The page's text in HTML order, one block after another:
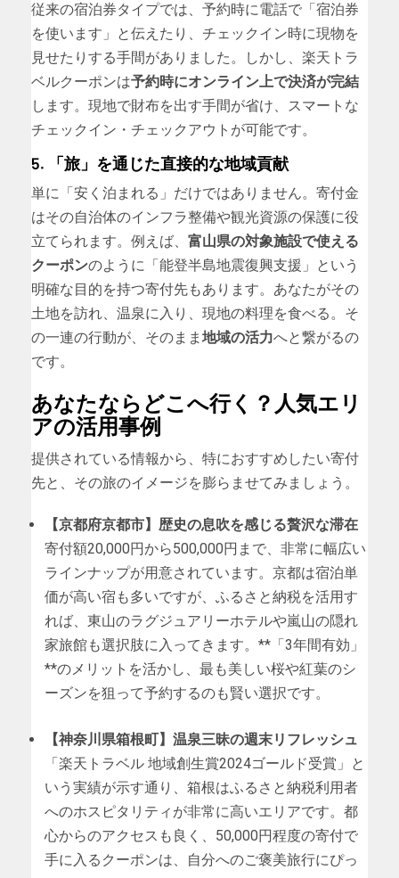
従来の宿泊券タイプでは、予約時に電話で「宿泊券
を使います」と伝えたり、チェックイン時に現物を
見せたりする手間がありました。しかし、楽天トラ
ベルクーポンは予約時にオンライン上で決済が完結
します。現地で財布を出す手間が省け、スマートな
チェックイン・チェックアウトが可能です。
5. 「旅」を通じた直接的な地域貢献
単に「安く泊まれる」だけではありません。寄付金
はその自治体のインフラ整備や観光資源の保護に役
立てられます。例えば、 富山県の対象施設で使える
クーポンのように「能登半島地震復興支援」という
明確な目的を持つ寄付先もあります。あなたがその
土地を訪れ、温泉に入り、現地の料理を食べる。そ
の一連の行動が、そのまま 地域の活力へと繋がるの
です。
あなたならどこへ行く？人気エリ
アの活用事例
提供されている情報から、特におすすめしたい寄付
先と、その旅のイメージを膨らませてみましょう。
【京都府京都市】歴史の息吹を感じる贅沢な滞在
寄付額20,000円から500,000円まで、非常に幅広い
ラインナップが用意されています。京都は宿泊単
価が高い宿も多いですが、ふるさと納税を活用す
れば、東山のラグジュアリーホテルや嵐山の隠れ
家旅館も選択肢に入ってきます。**「3年間有効」
**のメリットを活かし、最も美しい桜や紅葉のシ
ーズンを狙って予約するのも賢い選択です。
【神奈川県箱根町】温泉三昧の週末リフレッシュ
「楽天トラベル 地域創生賞2024ゴールド受賞」と
いう実績が示す通り、箱根はふるさと納税利用者
へのホスピタリティが非常に高いエリアです。都
心からのアクセスも良く、50,000円程度の寄付で
手に入るクーポンは、自分へのご褒美旅行にぴっ